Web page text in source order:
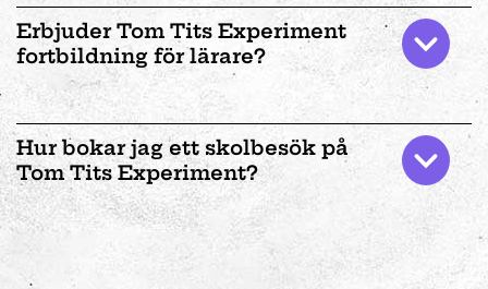
Erbjuder Tom Tits Experiment
fortbildning för lärare?
Hur bokar jag ett skolbesök på
Tom Tits Experiment?